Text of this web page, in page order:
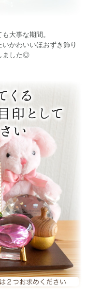
大事な期間。
かわいいほおずき飾り
ました◎